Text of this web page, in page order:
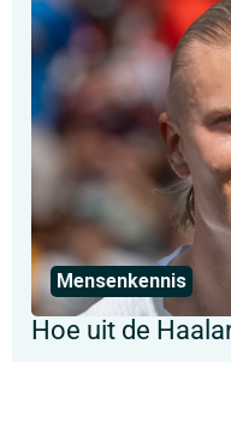
Mensenkennis
Hoe uit de